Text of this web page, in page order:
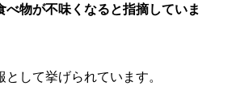
べ物が不味くなると指摘していま
して挙げられています。